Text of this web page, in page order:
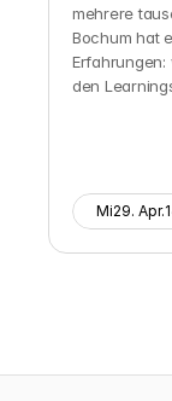
mehrere
Bochum hat
Erfahrungen:
den
Mi29. Apr.